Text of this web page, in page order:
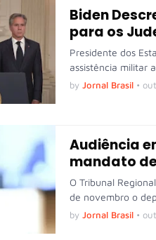
Biden
para os
Presidente dos
assistência militar
by Jornal Brasil •
Audiência
mandato
O Tribunal
de novembro o
by Jornal Brasil •